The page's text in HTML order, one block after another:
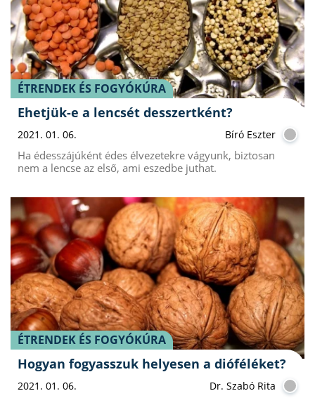
ÉTRENDEK ÉS FOGYÓKÚRA
Ehetjük-e a lencsét desszertként?
2021. 01. 06. Bíró Eszter
Ha édesszájúként édes élvezetekre vágyunk, biztosan
nem a lencse az első, ami eszedbe juthat.
ÉTRENDEK ÉS FOGYÓKÚRA
Hogyan fogyasszuk helyesen a dióféléket?
2021. 01. 06. Dr. Szabó Rita